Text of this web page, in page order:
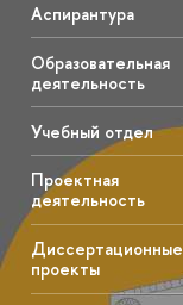
Аспирантура
Образовательная
деятельность
Учебный отдел
Проектная
деятельность
Диссертационные
проекты